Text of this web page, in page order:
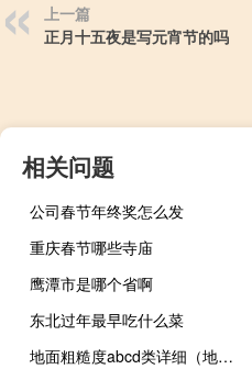
上一篇
正月十五夜是写元宵节的吗
相关问题
公司春节年终奖怎么发
重庆春节哪些寺庙
鹰潭市是哪个省啊
东北过年最早吃什么菜
地面粗糙度abcd类详细（地面粗糙度）